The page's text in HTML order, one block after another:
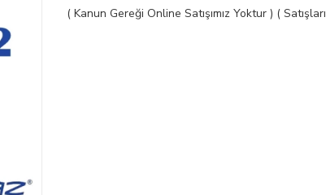
( Kanun Gereği Online Satışımız Yoktur ) (